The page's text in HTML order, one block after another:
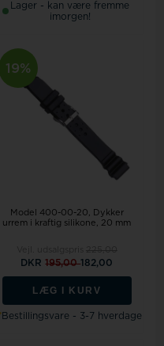
Lager - kan være fremme
imorgen!
19%
Model 400-00-20
Dykker
urrem i kraftig silikone, 20 mm
DKR195,00182,00
LÆG I KURV
Bestillingsvare - 3-7 hverdage